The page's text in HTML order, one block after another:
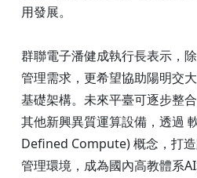
用發展。
群聯電子潘健成執行長表示，
管理需求，更希望協助陽明交
基礎架構。未來平臺可逐步整
其他新興異質運算設備，透過
Defined Compute) 概念，打
管理環境，成為國內高教體系